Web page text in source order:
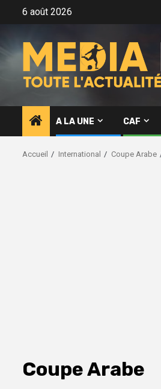
6 août 2026
A LA UNE CAF
Accueil International Coupe Arabe
Coupe Arabe